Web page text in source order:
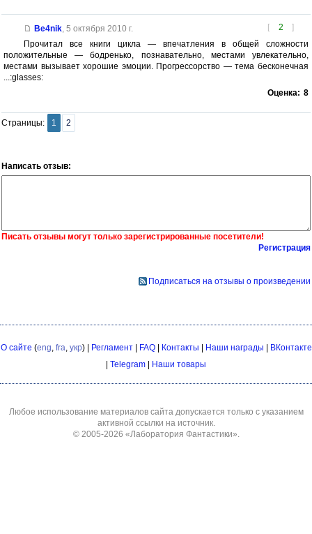
[ 2 ]
Be4nik, 5 октября 2010 г.
Прочитал все книги цикла — впечатления в общей сложности
положительные — бодренько, познавательно, местами увлекательно,
местами вызывает хорошие эмоции. Прогрессорство — тема бесконечная
...:glasses:
Оценка: 8
Страницы: 1 2
Написать отзыв:
Писать отзывы могут только зарегистрированные посетители!
Регистрация
Подписаться на отзывы о произведении
О сайте (eng fra укр) | Регламент| FAQ| Контакты | Наши награды | ВКонтакте
| Telegram | Наши товары
Любое использование материалов сайта допускается только с указанием
активной ссылки на источник.
© 2005-2026 «Лаборатория Фантастики»